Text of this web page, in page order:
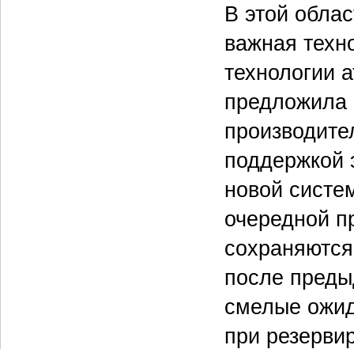
В этой
важная
технологии
предложила
поддержкой
новой
очередной
после
смелые
при